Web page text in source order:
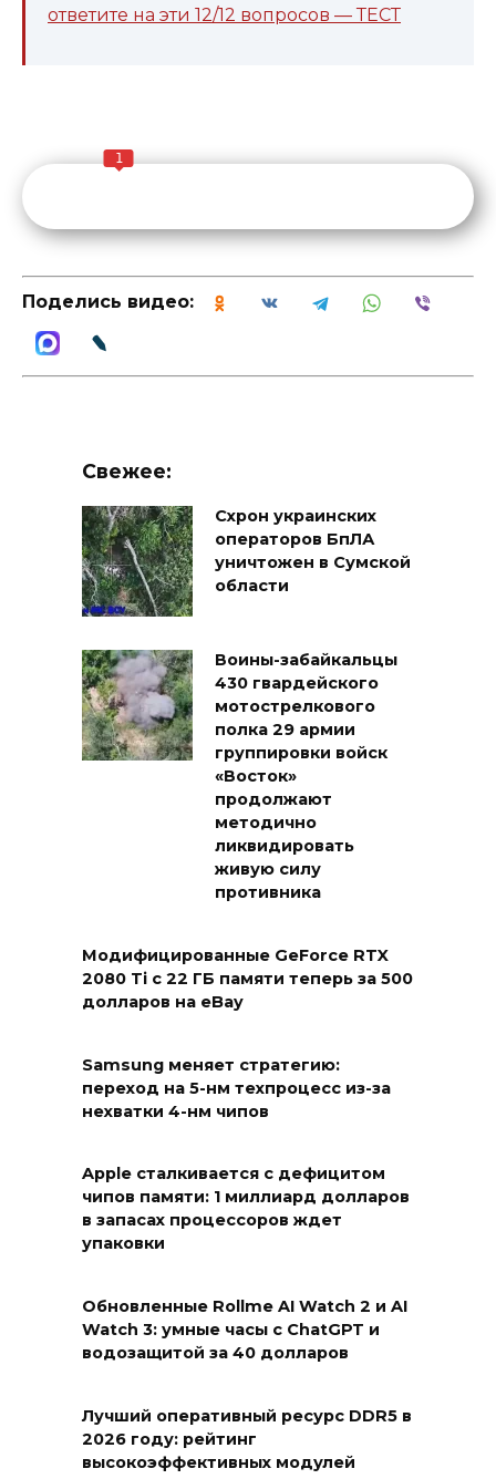
ответите на эти 12/12 вопросов — ТЕСТ
1
Поделись видео:
Свежее:
Схрон украинских
операторов БпЛА
уничтожен в Сумской
области
Воины-забайкальцы
430 гвардейского
мотострелкового
полка 29 армии
группировки войск
«Восток»
продолжают
методично
ликвидировать
живую силу
противника
Модифицированные GeForce RTX
2080 Ti с 22 ГБ памяти теперь за 500
долларов на eBay
Samsung меняет стратегию:
переход на 5-нм техпроцесс из-за
нехватки 4-нм чипов
Apple сталкивается с дефицитом
чипов памяти: 1 миллиард долларов
в запасах процессоров ждет
упаковки
Обновленные Rollme AI Watch 2 и AI
Watch 3: умные часы с ChatGPT и
водозащитой за 40 долларов
Лучший оперативный ресурс DDR5 в
2026 году: рейтинг
высокоэффективных модулей